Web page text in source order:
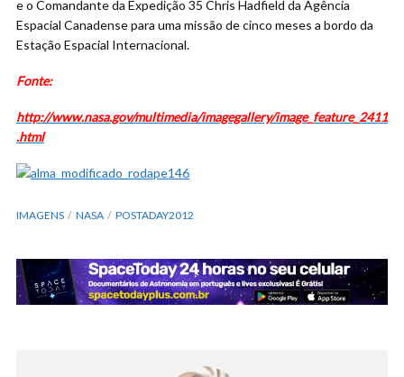
e o Comandante da Expedição 35 Chris Hadfield da Agência
Espacial Canadense para uma missão de cinco meses a bordo da
Estação Espacial Internacional.
Fonte:
http://www.nasa.gov/multimedia/imagegallery/image_feature_2411
.html
IMAGENS NASA POSTADAY2012